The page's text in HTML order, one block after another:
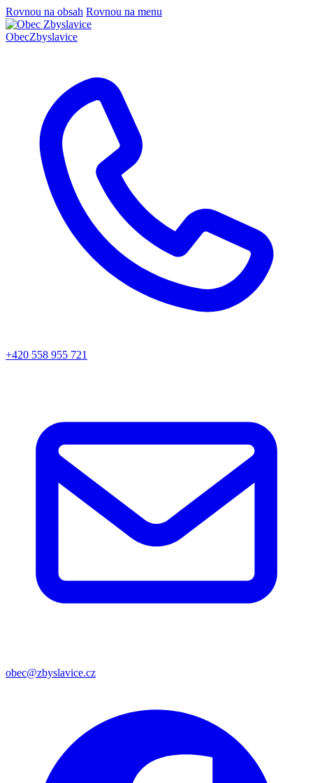
Rovnou na obsah Rovnou na menu
ObecZbyslavice
+420 558 955 721
obec@zbyslavice.cz